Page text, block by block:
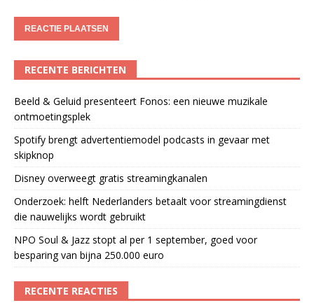
RECENTE BERICHTEN
Beeld & Geluid presenteert Fonos: een nieuwe muzikale
ontmoetingsplek
Spotify brengt advertentiemodel podcasts in gevaar met
skipknop
Disney overweegt gratis streamingkanalen
Onderzoek: helft Nederlanders betaalt voor streamingdienst
die nauwelijks wordt gebruikt
NPO Soul & Jazz stopt al per 1 september, goed voor
besparing van bijna 250.000 euro
RECENTE REACTIES